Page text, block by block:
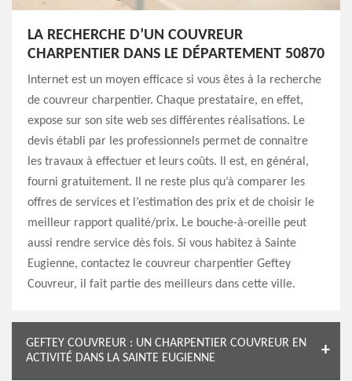
LA RECHERCHE D’UN COUVREUR
CHARPENTIER DANS LE DÉPARTEMENT 50870
Internet est un moyen efficace si vous êtes à la recherche
de couvreur charpentier. Chaque prestataire, en effet,
expose sur son site web ses différentes réalisations. Le
devis établi par les professionnels permet de connaitre
les travaux à effectuer et leurs coûts. Il est, en général,
fourni gratuitement. Il ne reste plus qu’à comparer les
offres de services et l’estimation des prix et de choisir le
meilleur rapport qualité/prix. Le bouche-à-oreille peut
aussi rendre service dès fois. Si vous habitez à Sainte
Eugienne, contactez le couvreur charpentier Geftey
Couvreur, il fait partie des meilleurs dans cette ville.
GEFTEY COUVREUR : UN CHARPENTIER COUVREUR EN
ACTIVITÉ DANS LA SAINTE EUGIENNE